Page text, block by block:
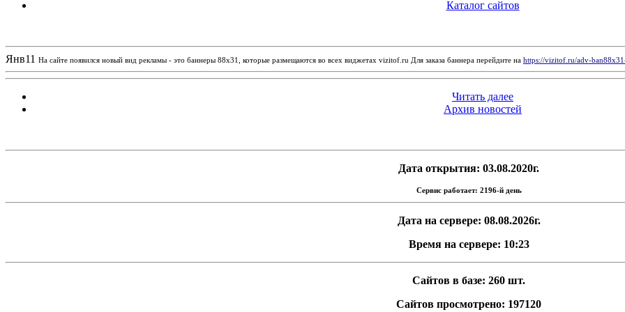
Каталог сайтов
Янв11 На сайте появился новый вид рекламы - это баннеры 88х31, которые размещаются во всех виджетах vizitof.ru Для заказа баннера перейдите на https://vizitof.ru/adv-
Читать далее
Архив новостей
Дата открытия: 03.08.2020г.
Сервис работает: 2196-й день
Дата на сервере: 08.08.2026г.
Время на сервере: 10:23
Сайтов в базе: 260 шт.
Сайтов просмотрено: 197120